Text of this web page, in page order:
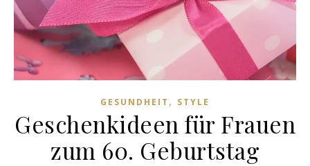
GESUNDHEIT , STYLE
Geschenkideen für Frauen
zum 60. Geburtstag